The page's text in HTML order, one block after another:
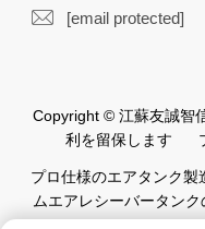
[email protected]
Copyright © 江蘇友誠智
利を留保します
プロ仕様のエアタンク製
ムエアレシーバータン